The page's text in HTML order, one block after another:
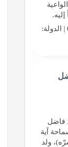
فاضل
آية
ولد